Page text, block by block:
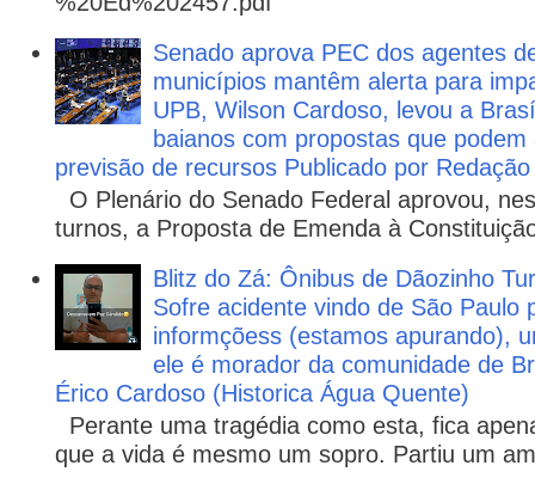
Senado aprova PEC dos agentes
municípios mantêm alerta para
UPB, Wilson Cardoso, levou a
baianos com propostas que
previsão de recursos Publicado por
O Plenário do Senado Federal aprovou,
turnos, a Proposta de Emenda à
Blitz do Zá: Ônibus de Dãozinho
Sofre acidente vindo de São Paulo
informçõess (estamos apurando),
ele é morador da comunidade de
Érico Cardoso (Historica Água Quente)
Perante uma tragédia como esta, fica
que a vida é mesmo um sopro. Partiu um